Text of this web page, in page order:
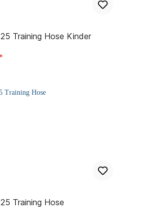
Training Hose Kinder
Training Hose